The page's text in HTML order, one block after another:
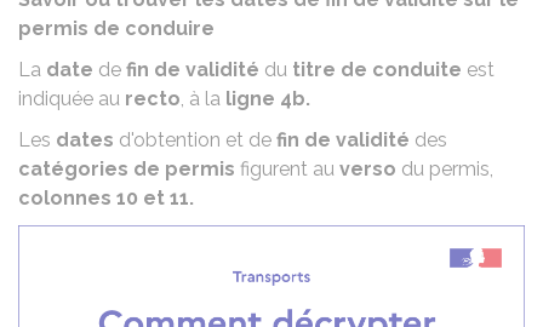
permis de conduire
La date de fin de validité du titre de conduite est
indiquée au recto, à la ligne 4b.
Les dates d'obtention et de fin de validité des
catégories de permis figurent au verso du permis,
colonnes 10 et 11.